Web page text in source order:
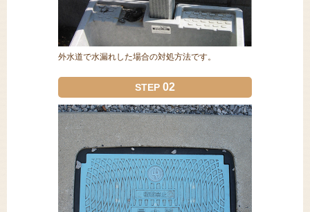
外水道で水漏れした場合の対処方法です。
STEP 02